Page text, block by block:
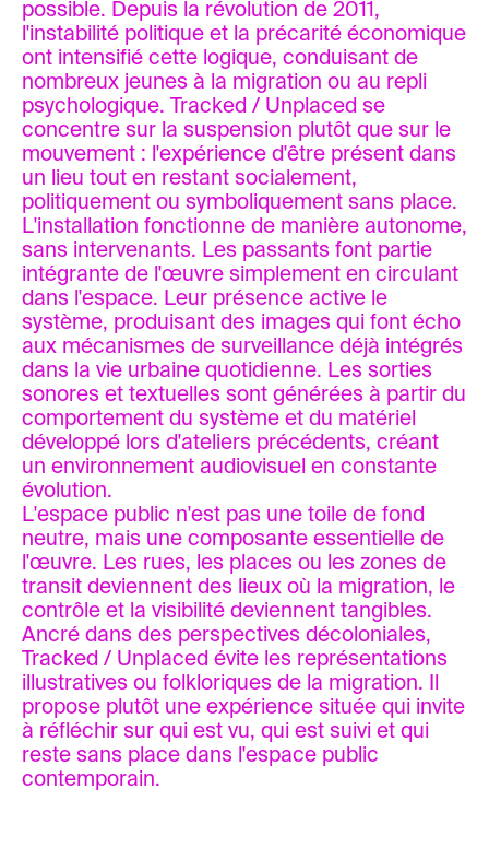
possible. Depuis la révolution de 2011,
l'instabilité politique et la précarité économique
ont intensifié cette logique, conduisant de
nombreux jeunes à la migration ou au repli
psychologique. Tracked / Unplaced se
concentre sur la suspension plutôt que sur le
mouvement : l'expérience d'être présent dans
un lieu tout en restant socialement,
politiquement ou symboliquement sans place.
L'installation fonctionne de manière autonome,
sans intervenants. Les passants font partie
intégrante de l'œuvre simplement en circulant
dans l'espace. Leur présence active le
système, produisant des images qui font écho
aux mécanismes de surveillance déjà intégrés
dans la vie urbaine quotidienne. Les sorties
sonores et textuelles sont générées à partir du
comportement du système et du matériel
développé lors d'ateliers précédents, créant
un environnement audiovisuel en constante
évolution.
L'espace public n'est pas une toile de fond
neutre, mais une composante essentielle de
l'œuvre. Les rues, les places ou les zones de
transit deviennent des lieux où la migration, le
contrôle et la visibilité deviennent tangibles.
Ancré dans des perspectives décoloniales,
Tracked / Unplaced évite les représentations
illustratives ou folkloriques de la migration. Il
propose plutôt une expérience située qui invite
à réfléchir sur qui est vu, qui est suivi et qui
reste sans place dans l'espace public
contemporain.